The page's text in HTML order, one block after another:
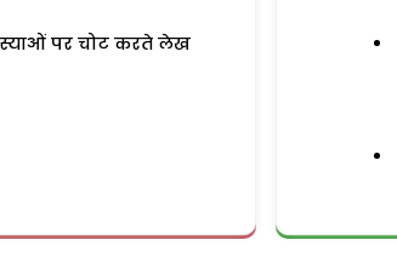
पर चोट करते लेख